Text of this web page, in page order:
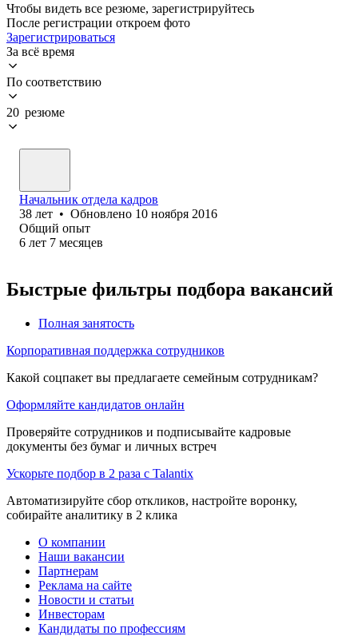
Чтобы видеть все резюме, зарегистрируйтесь
После регистрации откроем фото
Зарегистрироваться
За всё время
По соответствию
20 резюме
Начальник отдела кадров
38 лет • Обновлено 10 ноября 2016
Общий опыт
6 лет 7 месяцев
Быстрые фильтры подбора вакансий
Полная занятость
Корпоративная поддержка сотрудников
Какой соцпакет вы предлагаете семейным сотрудникам?
Оформляйте кандидатов онлайн
Проверяйте сотрудников и подписывайте кадровые
документы без бумаг и личных встреч
Ускорьте подбор в 2 раза с Talantix
Автоматизируйте сбор откликов, настройте воронку,
собирайте аналитику в 2 клика
О компании
Наши вакансии
Партнерам
Реклама на сайте
Новости и статьи
Инвесторам
Кандидаты по профессиям